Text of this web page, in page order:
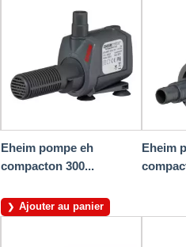
Eheim pompe eh
compacton 300...
Ajouter au panier
Eheim